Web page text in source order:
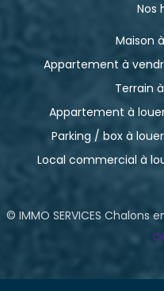
Nos
Maison
Appartement à
Terrain
Appartement à
Parking / box à
Local commercial à
© IMMO SERVICES